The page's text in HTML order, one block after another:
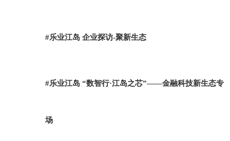
#乐业江岛 企业探访-聚新生态
#乐业江岛 “数智行·江岛之芯”——金融科技新生态专
场